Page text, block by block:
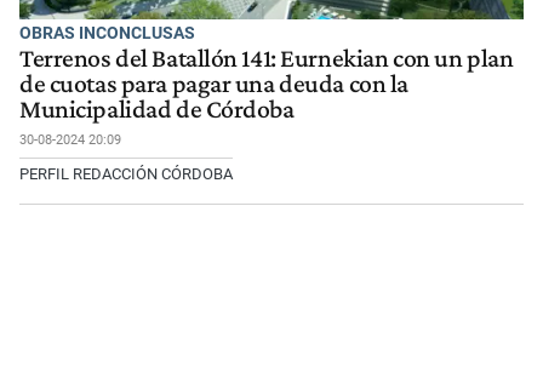
OBRAS INCONCLUSAS
Terrenos del Batallón 141: Eurnekian con un plan
de cuotas para pagar una deuda con la
Municipalidad de Córdoba
30-08-2024 20:09
PERFIL REDACCIÓN CÓRDOBA